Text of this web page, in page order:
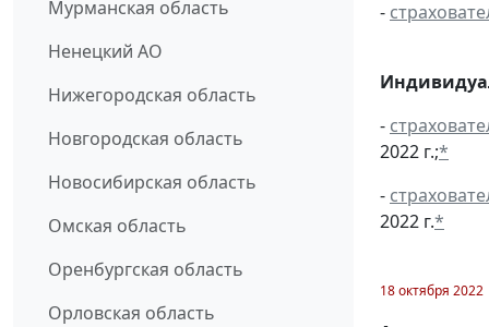
Мурманская область
Ненецкий АО
Нижегородская область
Новгородская область
Новосибирская область
Омская область
Оренбургская область
Орловская область
-
-
2022 г.;*
-
2022 г.*
18 октября 2022